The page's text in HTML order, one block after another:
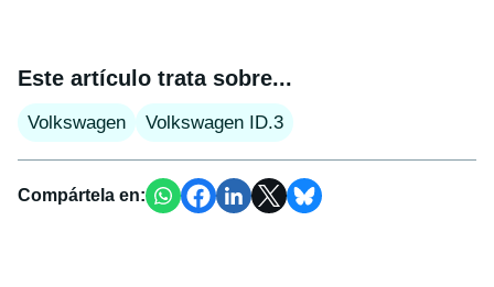
Este artículo trata sobre...
Volkswagen Volkswagen ID.3
Compártela en: